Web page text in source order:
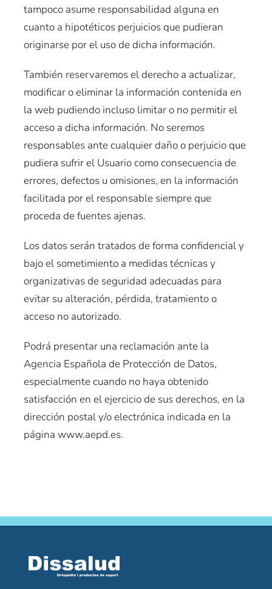
tampoco asume responsabilidad alguna en
cuanto a hipotéticos perjuicios que pudieran
originarse por el uso de dicha información.
También reservaremos el derecho a actualizar,
modificar o eliminar la información contenida en
la web pudiendo incluso limitar o no permitir el
acceso a dicha información. No seremos
responsables ante cualquier daño o perjuicio que
pudiera sufrir el Usuario como consecuencia de
errores, defectos u omisiones, en la información
facilitada por el responsable siempre que
proceda de fuentes ajenas.
Los datos serán tratados de forma confidencial y
bajo el sometimiento a medidas técnicas y
organizativas de seguridad adecuadas para
evitar su alteración, pérdida, tratamiento o
acceso no autorizado.
Podrá presentar una reclamación ante la
Agencia Española de Protección de Datos,
especialmente cuando no haya obtenido
satisfacción en el ejercicio de sus derechos, en la
dirección postal y/o electrónica indicada en la
página www.aepd.es.